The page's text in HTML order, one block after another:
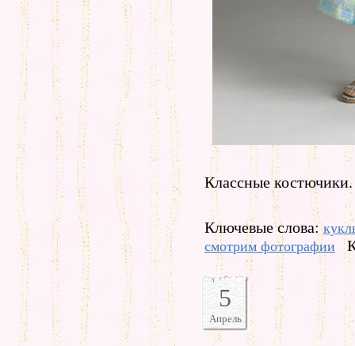
Классные
Ключевые слова:
смотрим фотографии
5
Апрель